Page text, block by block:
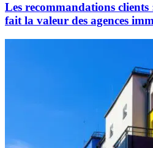
Les recommandations
fait la valeur des agences